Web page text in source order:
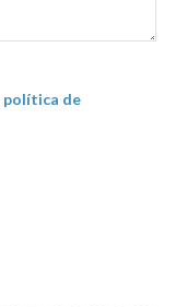
política de